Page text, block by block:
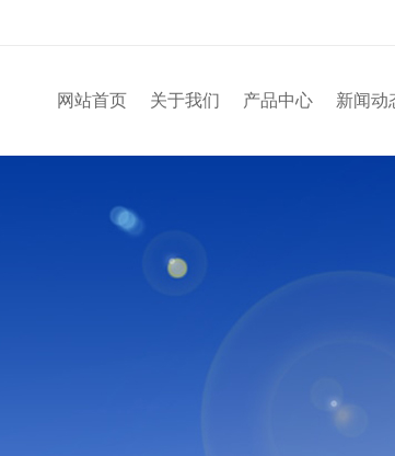
网站首页 关于我们 产品中心 新闻动